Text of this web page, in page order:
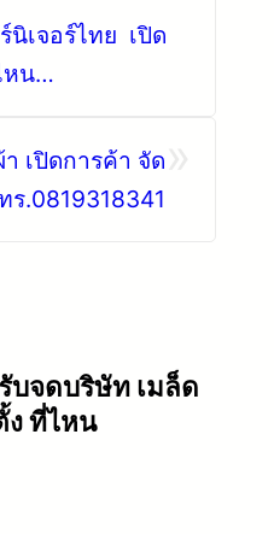
นิเจอร์ไทย เปิด
หน
เปิดการค้า จัด
ร.0819318341
บจดบริษัท เมล็ด
ง ที่ไหน